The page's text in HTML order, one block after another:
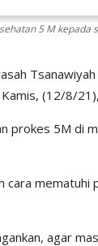
5 M kepada
(12/8/
5M di
agar